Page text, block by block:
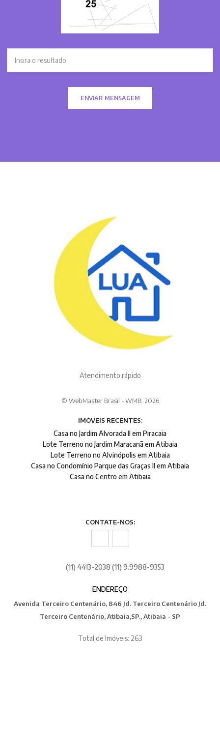
ENVIAR MENSAGEM
Atendimento rápido
© WebMaster Brasil - WMB. 2026
IMÓVEIS RECENTES:
Casa no Jardim Alvorada II em Piracaia
Lote Terreno no Jardim Maracanã em Atibaia
Lote Terreno no Alvinópolis em Atibaia
Casa no Condomínio Parque das Graças II em Atibaia
Casa no Centro em Atibaia
CONTATE-NOS:
(11) 4413-2038 (11) 9.9988-9353
ENDEREÇO
Avenida Terceiro Centenário, 846 Jd. Terceiro Centenário Jd.
Terceiro Centenário, Atibaia,SP., Atibaia - SP
Total de Imóveis: 263